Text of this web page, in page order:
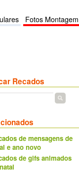
Fotos Montagem
Recados
de mensagens de
e ano novo
de gifs animados